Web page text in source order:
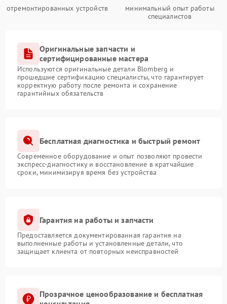
отремонтированных устройств
минимальный опыт работы
специалистов
Оригинальные запчасти и
сертифицированные мастера
Используются оригинальные детали Blomberg и
прошедшие сертификацию специалисты, что гарантирует
корректную работу после ремонта и сохранение
гарантийных обязательств
Бесплатная диагностика и быстрый ремонт
Современное оборудование и опыт позволяют провести
экспресс-диагностику и восстановление в кратчайшие
сроки, минимизируя время без устройства
Гарантия на работы и запчасти
Предоставляется документированная гарантия на
выполненные работы и установленные детали, что
защищает клиента от повторных неисправностей
Прозрачное ценообразование и бесплатная